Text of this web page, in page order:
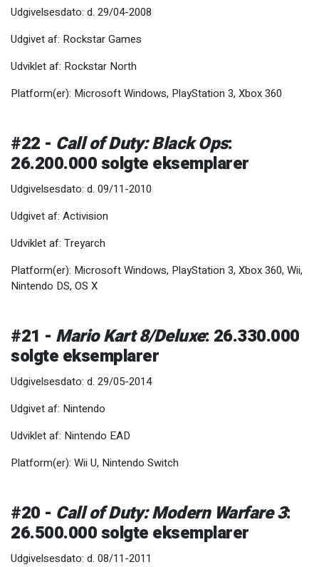
Udgivelsesdato: d. 29/04-2008
Udgivet af: Rockstar Games
Udviklet af: Rockstar North
Platform(er): Microsoft Windows, PlayStation 3, Xbox 360
#22 - Call of Duty: Black Ops:
26.200.000 solgte eksemplarer
Udgivelsesdato: d. 09/11-2010
Udgivet af: Activision
Udviklet af: Treyarch
Platform(er): Microsoft Windows, PlayStation 3, Xbox 360, Wii,
Nintendo DS, OS X
#21 - Mario Kart 8/Deluxe: 26.330.000
solgte eksemplarer
Udgivelsesdato: d. 29/05-2014
Udgivet af: Nintendo
Udviklet af: Nintendo EAD
Platform(er): Wii U, Nintendo Switch
#20 - Call of Duty: Modern Warfare 3:
26.500.000 solgte eksemplarer
Udgivelsesdato: d. 08/11-2011